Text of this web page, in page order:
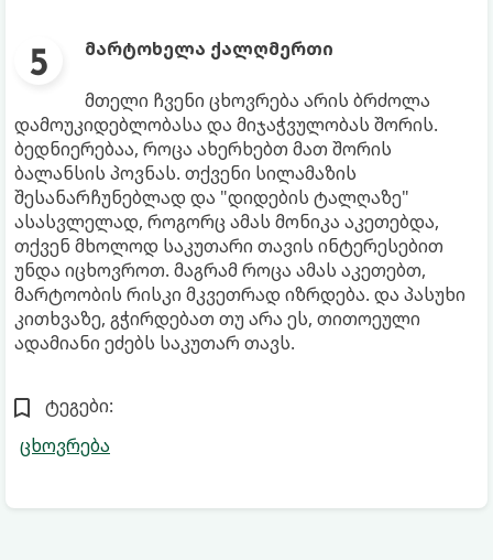
მარტოხელა ქალღმერთი
მთელი ჩვენი ცხოვრება არის ბრძოლა
დამოუკიდებლობასა და მიჯაჭვულობას შორის.
ბედნიერებაა, როცა ახერხებთ მათ შორის
ბალანსის პოვნას. თქვენი სილამაზის
შესანარჩუნებლად და "დიდების ტალღაზე"
ასასვლელად, როგორც ამას მონიკა აკეთებდა,
თქვენ მხოლოდ საკუთარი თავის ინტერესებით
უნდა იცხოვროთ. მაგრამ როცა ამას აკეთებთ,
მარტოობის რისკი მკვეთრად იზრდება. და პასუხი
კითხვაზე, გჭირდებათ თუ არა ეს, თითოეული
ადამიანი ეძებს საკუთარ თავს.
ტეგები:
ცხოვრება